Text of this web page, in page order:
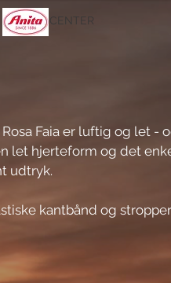
CENTER
Faia er luftig og let -
let hjerteform og det
udtryk.
kantbånd og
velsiddende og derfor